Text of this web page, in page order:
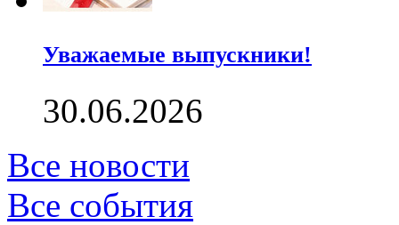
Уважаемые выпускники!
30.06.2026
Все новости
Все события